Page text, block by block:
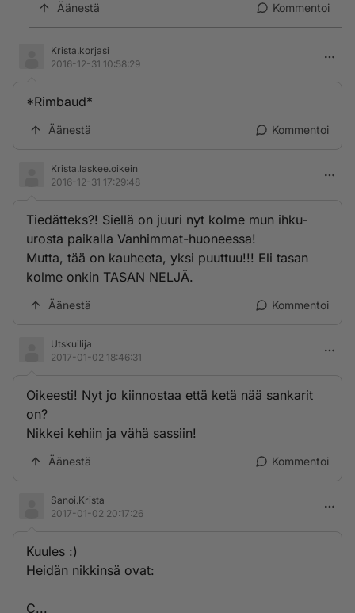
Äänestä Kommentoi
Krista.korjasi
2016-12-31 10:58:29
*Rimbaud*
Äänestä Kommentoi
Krista.laskee.oikein
2016-12-31 17:29:48
Tiedätteks?! Siellä on juuri nyt kolme mun ihku-
urosta paikalla Vanhimmat-huoneessa!
Mutta, tää on kauheeta, yksi puuttuu!!! Eli tasan
kolme onkin TASAN NELJÄ.
Äänestä Kommentoi
Utskuilija
2017-01-02 18:46:31
Oikeesti! Nyt jo kiinnostaa että ketä nää sankarit
on?
Nikkei kehiin ja vähä sassiin!
Äänestä Kommentoi
Sanoi.Krista
2017-01-02 20:17:26
Kuules :)
Heidän nikkinsä ovat:
C...